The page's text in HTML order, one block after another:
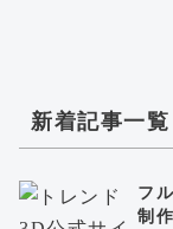
新着記事一覧
フ
制